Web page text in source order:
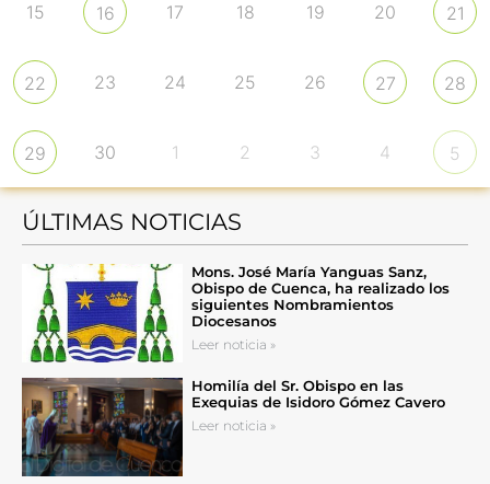
15 16 17 18 19 20 21
22 23 24 25 26 27 28
29 30 1 2 3 4 5
ÚLTIMAS NOTICIAS
Mons. José María Yanguas Sanz,
Obispo de Cuenca, ha realizado los
siguientes Nombramientos
Diocesanos
Leer noticia »
Homilía del Sr. Obispo en las
Exequias de Isidoro Gómez Cavero
Leer noticia »